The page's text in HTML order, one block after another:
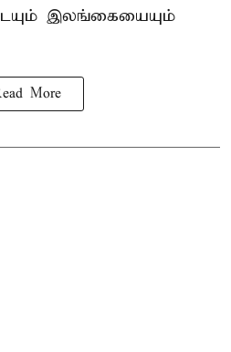
இலங்கையையும்
More